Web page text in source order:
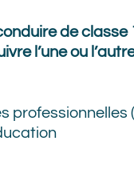
de
l’une ou
professionnelles